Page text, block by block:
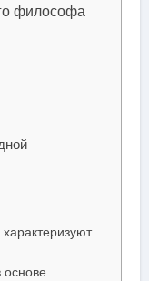
философа